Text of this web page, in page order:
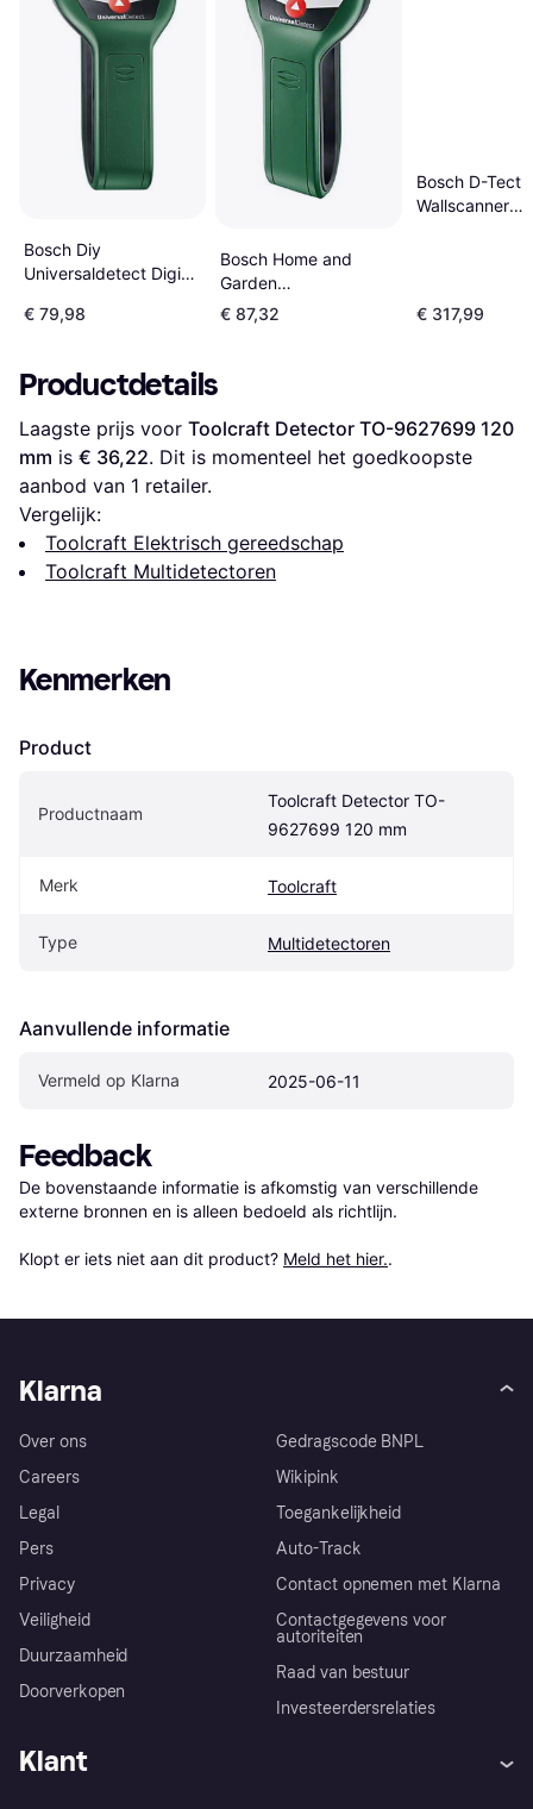
Bosch Diy
Universaldetect Digital
€ 79,98
Bosch Home and
Garden
UniversalDetect
Leidingzoeker
€ 87,32
Bosch D-Tect
Wallscanner
€ 317,99
Productdetails
Laagste prijs voor Toolcraft Detector TO-9627699 120
mm is € 36,22. Dit is momenteel het goedkoopste
aanbod van 1 retailer.
Vergelijk:
Toolcraft Elektrisch gereedschap
Toolcraft Multidetectoren
Kenmerken
Product
Productnaam
Toolcraft Detector TO-
9627699 120 mm
Merk Toolcraft
Type Multidetectoren
Aanvullende informatie
Vermeld op Klarna 2025-06-11
Feedback
De bovenstaande informatie is afkomstig van verschillende
externe bronnen en is alleen bedoeld als richtlijn.
Klopt er iets niet aan dit product? Meld het hier..
Klarna
Over ons
Careers
Legal
Pers
Privacy
Veiligheid
Duurzaamheid
Doorverkopen
Gedragscode BNPL
Wikipink
Toegankelijkheid
Auto-Track
Contact opnemen met Klarna
Contactgegevens voor
autoriteiten
Raad van bestuur
Investeerdersrelaties
Klant